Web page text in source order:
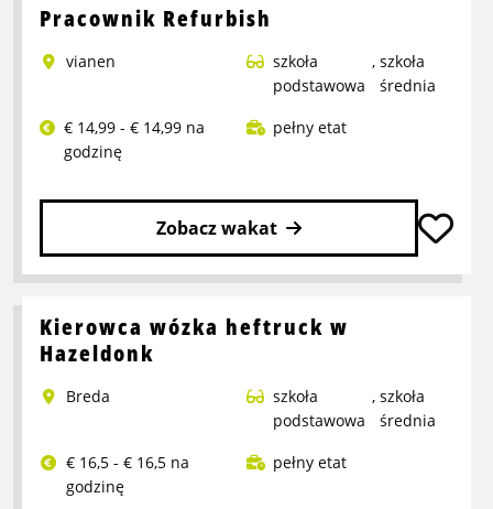
o
produkcji
Pracownik Refurbish
vianen
szkoła
podstawowa
, szkoła
średnia
€ 14,99 - € 14,99 na
godzinę
pełny etat
Zobacz wakat
Przeczytaj
o
Pracownik
Kierowca wózka heftruck w
Hazeldonk
Breda
szkoła
podstawowa
, szkoła
średnia
€ 16,5 - € 16,5 na
godzinę
pełny etat